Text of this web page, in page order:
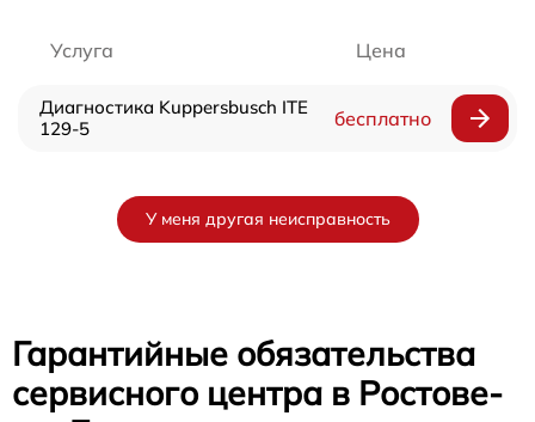
Услуга Цена
Диагностика Kuppersbusch ITE
129-5
бесплатно
У меня другая неисправность
Гарантийные обязательства
сервисного центра в Ростове-